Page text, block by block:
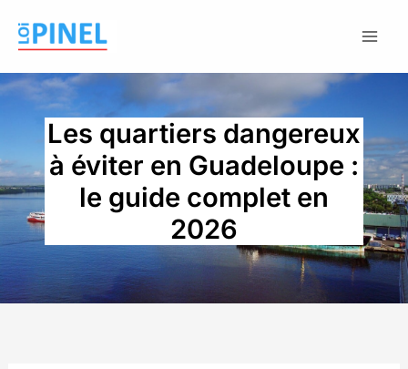
Les quartiers dangereux
à éviter en Guadeloupe :
le guide complet en
2026